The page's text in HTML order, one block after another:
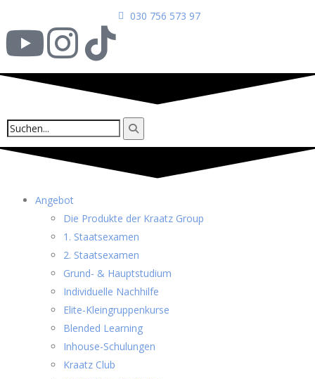
030 756 573 97
Angebot
Die Produkte der Kraatz Group
1. Staatsexamen
2. Staatsexamen
Grund- & Hauptstudium
Individuelle Nachhilfe
Elite-Kleingruppenkurse
Blended Learning
Inhouse-Schulungen
Kraatz Club